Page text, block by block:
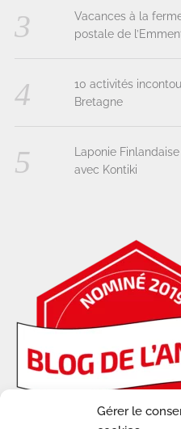
Gérer le
Vacances à la
postale de
10 activités
Bretagne
Laponie
avec Kontiki